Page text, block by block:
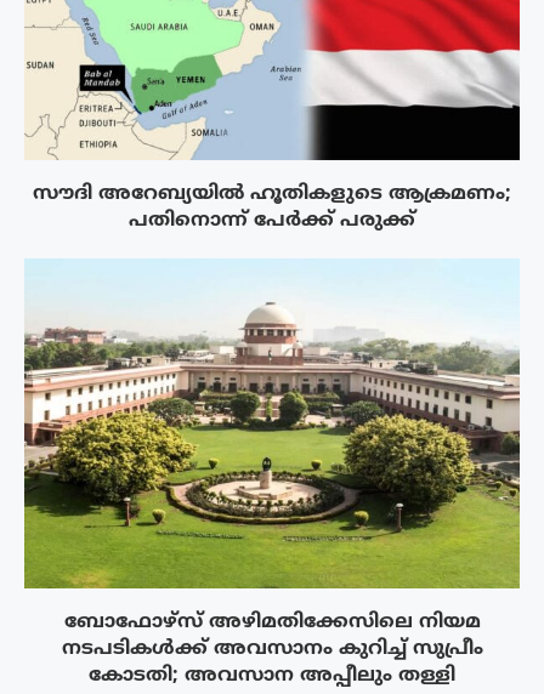
സൗദി അറേബ്യയിൽ ഹൂതികളുടെ ആക്രമണം;
പതിനൊന്ന് പേർക്ക് പരുക്ക്
ബോഫോഴ്‌സ് അഴിമതിക്കേസിലെ നിയമ
നടപടികൾക്ക് അവസാനം കുറിച്ച് സുപ്രീം
കോടതി; അവസാന അപ്പീലും തള്ളി